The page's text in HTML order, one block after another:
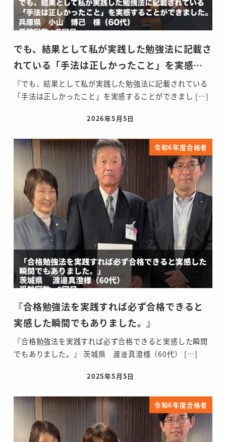
でも、結果として私が実践した勉強法に記載さ
れている「手法は正しかったこと」を実感…
『でも、結果として私が実践した勉強法に記載されている
「手法は正しかったこと」を実感することができまし […]
投稿日
2026年5月5日
令和6年度合格者
『合格勉強法を実践すれば必ず合格できると
実感した瞬間でもありました。』
『合格勉強法を実践すれば必ず合格できると実感した瞬間
でもありました。』 茨城県 渡邉真澄様（60代） […]
投稿日
2025年5月5日
令和6年度合格者